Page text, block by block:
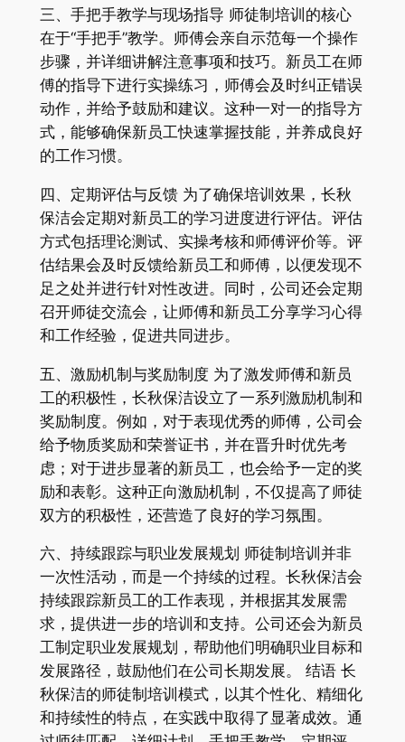
三、手把手教学与现场指导 师徒制培训的核心
在于“手把手”教学。师傅会亲自示范每一个操作
步骤，并详细讲解注意事项和技巧。新员工在师
傅的指导下进行实操练习，师傅会及时纠正错误
动作，并给予鼓励和建议。这种一对一的指导方
式，能够确保新员工快速掌握技能，并养成良好
的工作习惯。
四、定期评估与反馈 为了确保培训效果，长秋
保洁会定期对新员工的学习进度进行评估。评估
方式包括理论测试、实操考核和师傅评价等。评
估结果会及时反馈给新员工和师傅，以便发现不
足之处并进行针对性改进。同时，公司还会定期
召开师徒交流会，让师傅和新员工分享学习心得
和工作经验，促进共同进步。
五、激励机制与奖励制度 为了激发师傅和新员
工的积极性，长秋保洁设立了一系列激励机制和
奖励制度。例如，对于表现优秀的师傅，公司会
给予物质奖励和荣誉证书，并在晋升时优先考
虑；对于进步显著的新员工，也会给予一定的奖
励和表彰。这种正向激励机制，不仅提高了师徒
双方的积极性，还营造了良好的学习氛围。
六、持续跟踪与职业发展规划 师徒制培训并非
一次性活动，而是一个持续的过程。长秋保洁会
持续跟踪新员工的工作表现，并根据其发展需
求，提供进一步的培训和支持。公司还会为新员
工制定职业发展规划，帮助他们明确职业目标和
发展路径，鼓励他们在公司长期发展。 结语 长
秋保洁的师徒制培训模式，以其个性化、精细化
和持续性的特点，在实践中取得了显著成效。通